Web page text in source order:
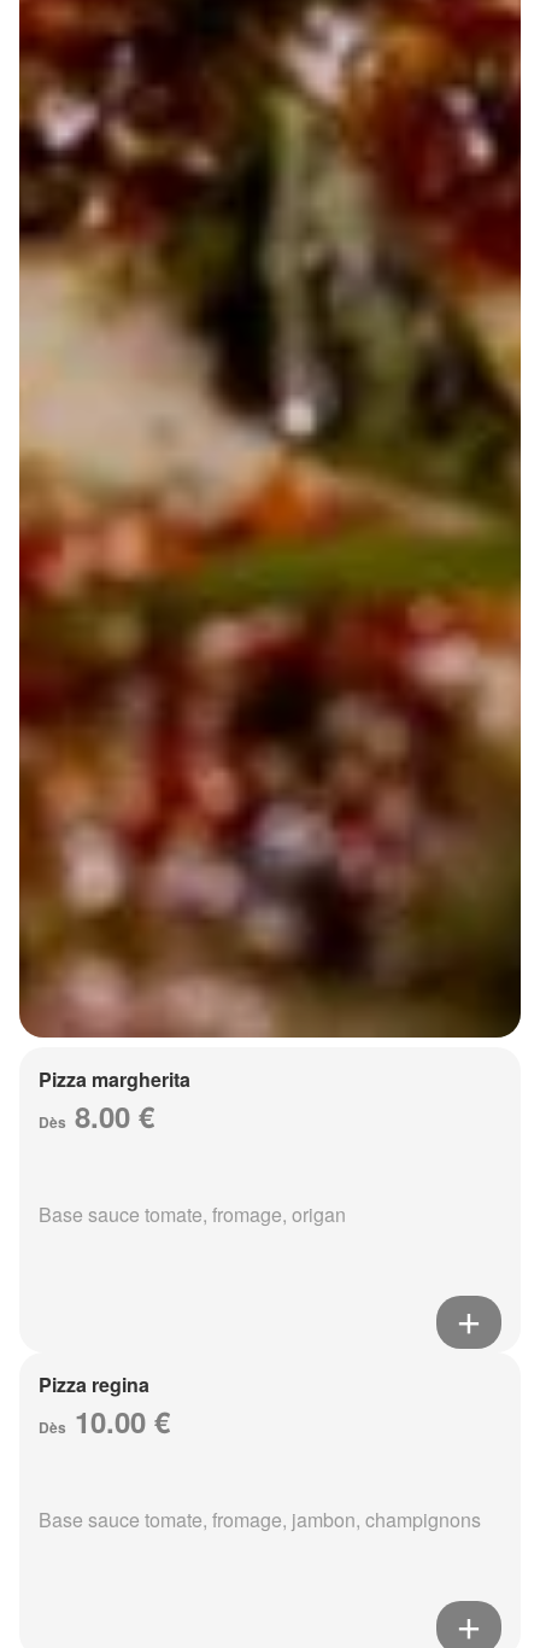
Pizza margherita
Dès 8.00 €
Base sauce tomate, fromage, origan
Pizza regina
Dès 10.00 €
Base sauce tomate, fromage, jambon, champignons